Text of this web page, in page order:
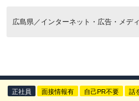
広島県／インターネット・広告・メデ
正社員 面接情報有 自己PR不要 話